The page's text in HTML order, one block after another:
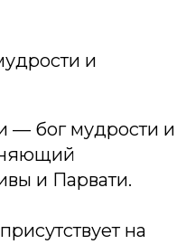
и
— бог мудрости и
и Парвати.
на